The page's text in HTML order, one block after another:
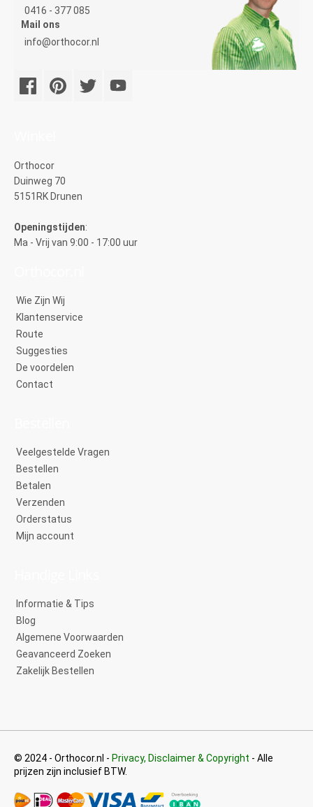
0416 - 377 085
Mail ons
info@orthocor.nl
Orthocor
Duinweg 70
5151RK Drunen
Openingstijden:
Ma - Vrij van 9:00 - 17:00 uur
Wie Zijn Wij
Klantenservice
Route
Suggesties
De voordelen
Contact
Veelgestelde Vragen
Bestellen
Betalen
Verzenden
Orderstatus
Mijn account
Informatie & Tips
Blog
Algemene Voorwaarden
Geavanceerd Zoeken
Zakelijk Bestellen
© 2024 - Orthocor.nl - Privacy, Disclaimer & Copyright - Alle
prijzen zijn inclusief BTW.